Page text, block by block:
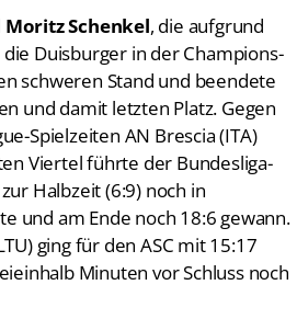
Moritz Schenkel, die aufgrund
Duisburger in der Champions-
schweren Stand und beendete
und damit letzten Platz. Gegen
Spielzeiten AN Brescia (ITA)
Viertel führte der Bundesliga-
Halbzeit (6:9) noch in
und am Ende noch 18:6 gewann.
ging für den ASC mit 15:17
Minuten vor Schluss noch